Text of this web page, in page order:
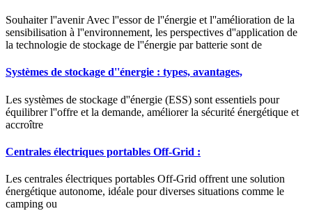
Souhaiter l''avenir Avec l''essor de l''énergie et l''amélioration de la
sensibilisation à l''environnement, les perspectives d''application de
la technologie de stockage de l''énergie par batterie sont de
Systèmes de stockage d''énergie : types, avantages,
Les systèmes de stockage d''énergie (ESS) sont essentiels pour
équilibrer l''offre et la demande, améliorer la sécurité énergétique et
accroître
Centrales électriques portables Off-Grid :
Les centrales électriques portables Off-Grid offrent une solution
énergétique autonome, idéale pour diverses situations comme le
camping ou